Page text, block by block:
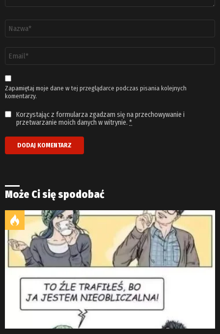
email
*
Zapamiętaj moje dane w tej przeglądarce podczas pisania kolejnych
komentarzy.
Korzystając z formularza zgadzam się na przechowywanie i
przetwarzanie moich danych w witrynie. *
Może Ci się spodobać